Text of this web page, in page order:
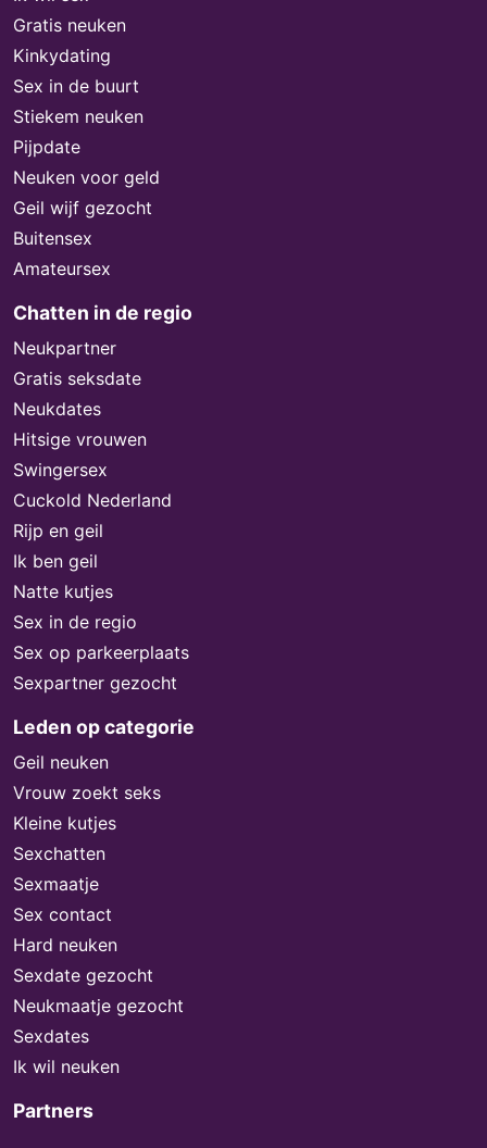
Gratis neuken
Kinkydating
Sex in de buurt
Stiekem neuken
Pijpdate
Neuken voor geld
Geil wijf gezocht
Buitensex
Amateursex
Chatten in de regio
Neukpartner
Gratis seksdate
Neukdates
Hitsige vrouwen
Swingersex
Cuckold Nederland
Rijp en geil
Ik ben geil
Natte kutjes
Sex in de regio
Sex op parkeerplaats
Sexpartner gezocht
Leden op categorie
Geil neuken
Vrouw zoekt seks
Kleine kutjes
Sexchatten
Sexmaatje
Sex contact
Hard neuken
Sexdate gezocht
Neukmaatje gezocht
Sexdates
Ik wil neuken
Partners